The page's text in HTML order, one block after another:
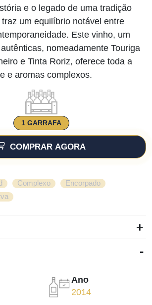
e o legado de uma tradição
um equilíbrio notável entre
Este vinho, um
nomeadamente Touriga
e Tinta Roriz, oferece toda a
e aromas complexos.
1 GARRAFA
COMPRAR AGORA
Complexo Encorpado
+
-
Ano
2014